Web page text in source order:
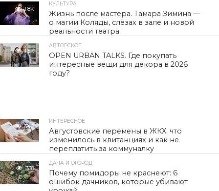
1.8K
КУЛЬТУРА
Жизнь после мастера. Тамара Зимина —
о магии Коляды, слёзах в зале и новой
реальности театра
1.5K
АВТОРСКОЕ
OPEN URBAN TALKS. Где покупать
интересные вещи для декора в 2026
году?
342
ИНТЕРЕСНОЕ
Августовские перемены в ЖКХ: что
изменилось в квитанциях и как не
переплатить за коммуналку
338
ДАЧА И ОГОРОД
Почему помидоры не краснеют: 6
ошибок дачников, которые убивают